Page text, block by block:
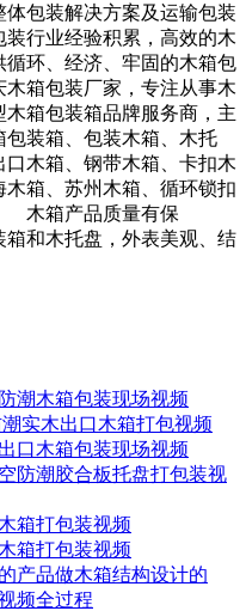
包装解决方案及运输包装
行业经验积累，高效的木
环、经济、牢固的木箱包
箱包装厂家，专注从事木
箱包装箱品牌服务商，主
装箱、包装木箱、木托
木箱、钢带木箱、卡扣木
箱、苏州木箱、循环锁扣
箱产品质量有保
和木托盘，外表美观、结
潮木箱包装现场视频
实木出口木箱打包视频
口木箱包装现场视频
防潮胶合板托盘打包装视
箱打包装视频
箱打包装视频
产品做木箱结构设计的
频全过程